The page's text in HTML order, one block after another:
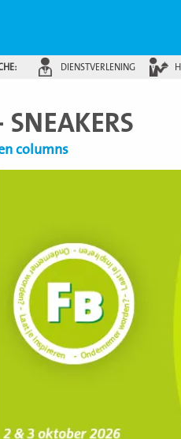
DIENSTVERLENING
columns